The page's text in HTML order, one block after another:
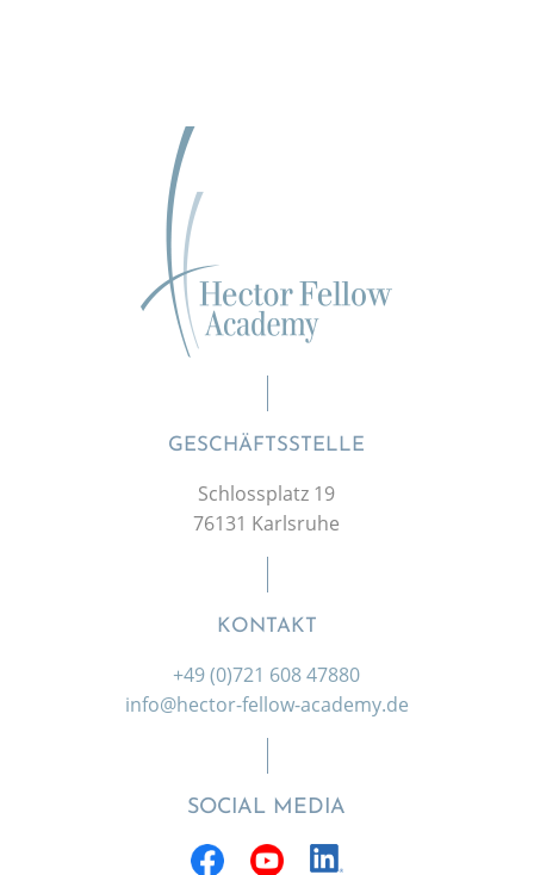
GESCHÄFTSSTELLE
Schlossplatz 19
76131 Karlsruhe
KONTAKT
+49 (0)721 608 47880
info@hector-fellow-academy.de
SOCIAL MEDIA